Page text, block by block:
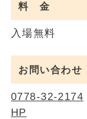
料 金
入場無料
お問い合わせ
0778-32-2174
HP